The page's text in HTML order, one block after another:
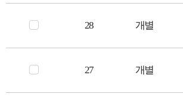
28 개별
27 개별